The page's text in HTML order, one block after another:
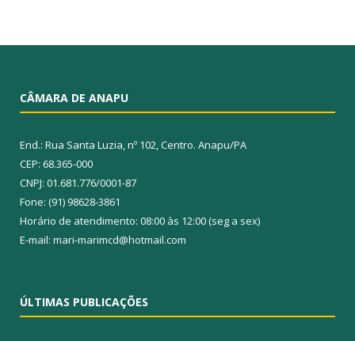
CÂMARA DE ANAPU
End.: Rua Santa Luzia, nº 102, Centro. Anapu/PA
CEP: 68.365-000
CNPJ: 01.681.776/0001-87
Fone: (91) 98628-3861
Horário de atendimento: 08:00 às 12:00 (seg a sex)
E-mail: mari-marimcd@hotmail.com
ÚLTIMAS PUBLICAÇÕES